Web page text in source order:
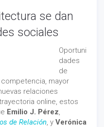
se dan
sociales
Oportuni
dades
de
mayor
relaciones
online, estos
Emilio J. Pérez,
de Relación, y Verónica